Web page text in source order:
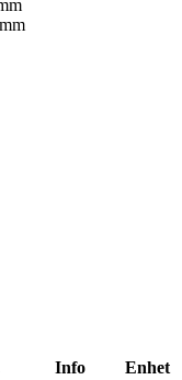
Info
Enhet